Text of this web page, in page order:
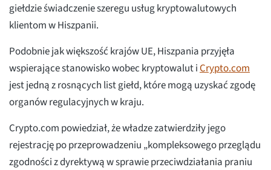
giełdzie świadczenie szeregu usług kryptowalutowych
klientom w Hiszpanii.
Podobnie jak większość krajów UE, Hiszpania przyjęła
wspierające stanowisko wobec kryptowalut iCrypto.com
jest jedną z rosnących list giełd, które mogą uzyskać zgodę
organów regulacyjnych w kraju.
Crypto.com powiedział, że władze zatwierdziły jego
rejestrację po przeprowadzeniu „kompleksowego przeglądu
zgodności z dyrektywą w sprawie przeciwdziałania praniu